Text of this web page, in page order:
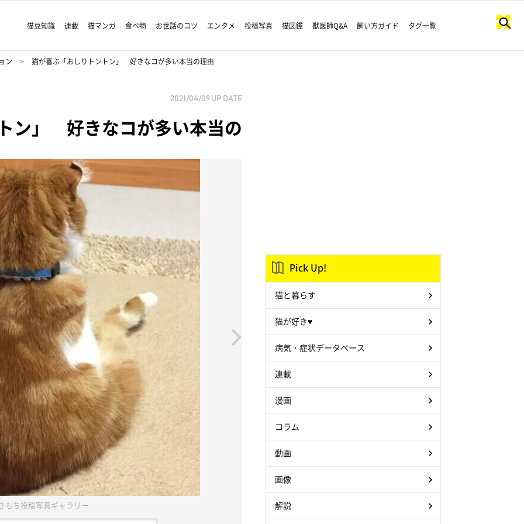
猫豆知識 連載 猫マンガ 食べ物 お世話のコツ エンタメ 投稿写真 猫図鑑 獣医師Q&A 飼い方ガイド タグ一覧
ン 猫が喜ぶ「おしりトントン」 好きなコが多い本当の理由
2021/04/09 UP DATE
ン」 好きなコが多い本当の
もち投稿写真ギャラリー
Pick Up!
猫と暮らす
猫が好き♥
病気・症状データベース
連載
漫画
コラム
動画
画像
解説